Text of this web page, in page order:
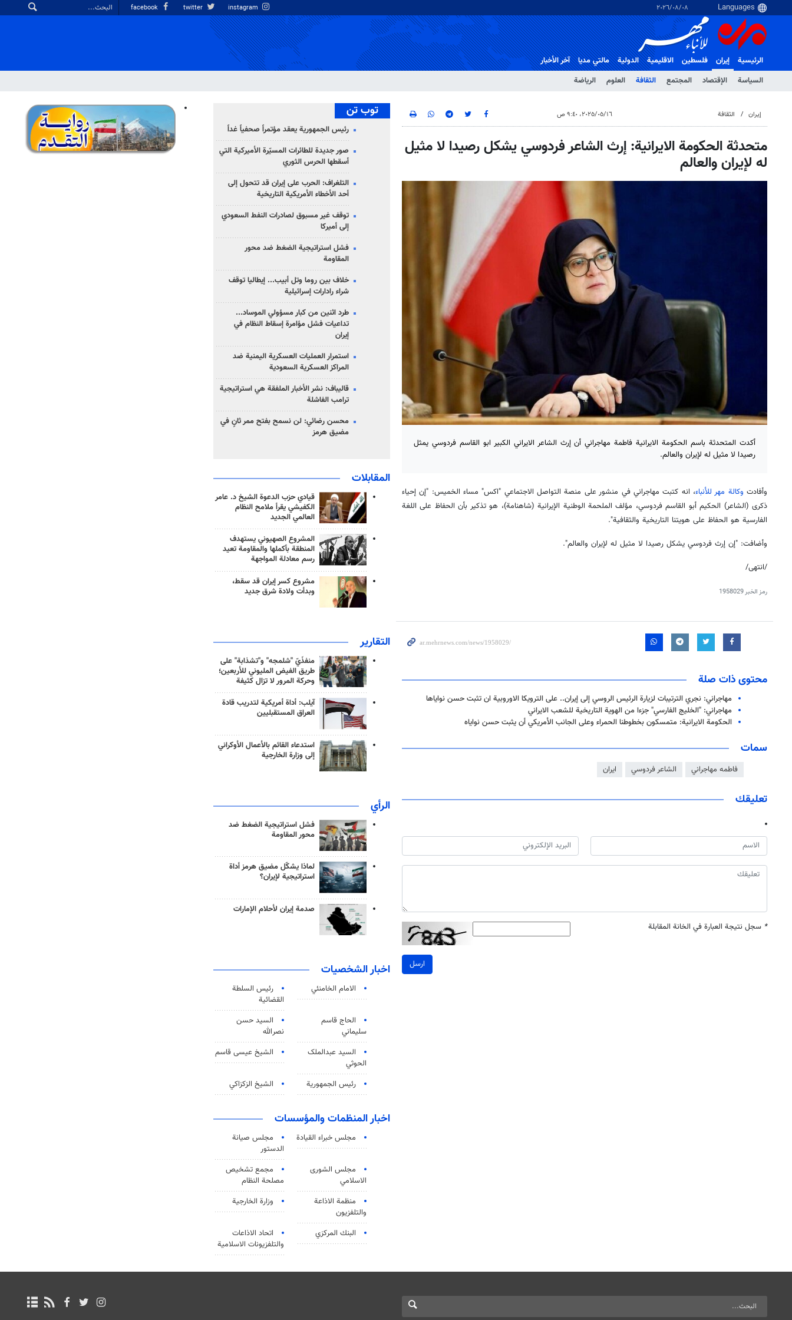
٠٨‏/٠٨‏/٢٠٢٦
الرئيسية
إيران
السياسة
الإقتصاد المجتمع الثقافة العلوم الرياضة
فلسطین الاقلیمیة الدولية مالتي مدیا آخر الأخبار
إيران الثقافة ١٦‏/٠٥‏/٢٠٢٥، ٩:٤٠ ص
متحدثة الحكومة الايرانية: إرث الشاعر فردوسي يشكل رصيدا لا مثيل
له لإيران والعالم
أكدت المتحدثة باسم الحكومة الايرانية فاطمة مهاجراني أن إرث الشاعر الايراني الكبير ابو القاسم فردوسي يمثل
رصيدا لا مثيل له لإيران والعالم.
وأفادت وكالة مهر للأنباء، انه كتبت مهاجراني في منشور على منصة التواصل الاجتماعي "اكس" مساء الخميس: "إن إحياء
ذكرى (الشاعر) الحكيم أبو القاسم فردوسي، مؤلف الملحمة الوطنية الإيرانية (شاهنامة)، هو تذكير بأن الحفاظ على اللغة
الفارسية هو الحفاظ على هويتنا التاريخية والثقافية".
وأضافت: "إن إرث فردوسي يشكل رصيدا لا مثيل له لإيران والعالم".
/انتهى/
رمز الخبر1958029
محتوى ذات صلة
مهاجراني: نجري الترتيبات لزيارة الرئيس الروسي إلى إيران.. على الترويكا الاوروبية ان تثبت حسن نواياها
مهاجراني: "الخليج الفارسي" جزءا من الهوية التاريخية للشعب الايراني
الحكومة الايرانية: متمسكون بخطوطنا الحمراء وعلى الجانب الأمريكي أن يثبت حسن نواياه
سمات
فاطمه مهاجراني الشاعر فردوسي ايران
تعليقك
* سجل نتيجة العبارة في الخانة المقابلة
ارسل
توب تن
رئيس الجمهورية يعقد مؤتمراً صحفياً غداً
صور جديدة للطائرات المسيّرة الأميركية التي
أسقطها الحرس الثوري
التلغراف: الحرب على إيران قد تتحول إلى
أحد الأخطاء الأمريكية التاريخية
توقف غير مسبوق لصادرات النفط السعودي
إلى أميركا
فشل استراتيجية الضغط ضد محور
المقاومة
خلاف بين روما وتل أبيب... إيطاليا توقف
شراء رادارات إسرائيلية
طرد اثنين من كبار مسؤولي الموساد...
تداعيات فشل مؤامرة إسقاط النظام في
إيران
استمرار العمليات العسكرية اليمنية ضد
المراكز العسكرية السعودية
قاليباف: نشر الأخبار الملفقة هي استراتيجية
ترامب الفاشلة
محسن رضائي: لن نسمح بفتح ممر ثانٍ في
مضيق هرمز
المقابلات
قيادي حزب الدعوة الشيخ د. عامر
الكفيشي يقرأ ملامح النظام
العالمي الجديد
المشروع الصهيوني يستهدف
المنطقة بأكملها والمقاومة تعيد
رسم معادلة المواجهة
مشروع كسر إيران قد سقط،
وبدأت ولادة شرق جديد
التقارير
منفذَيّ "شلمجه" و"تشذابة" على
طريق الفيض المليوني للأربعين؛
وحركة المرور لا تزال كثيفة
آيلب: أداة أمريكية لتدريب قادة
العراق المستقبليين
استدعاء القائم بالأعمال الأوكراني
إلى وزارة الخارجية
الرأي
فشل استراتيجية الضغط ضد
محور المقاومة
لماذا يشكّل مضيق هرمز أداة
استراتيجية لإيران؟
صدمة إيران لأحلام الإمارات
اخبار الشخصيات
الامام الخامنئي
رئیس السلطة
القضائیة
الحاج قاسم
سليماني
السيد حسن
نصرالله
السید عبدالملک
الحوثي
الشيخ عيسى قاسم
رئيس الجمهورية الشيخ الزكزاكي
اخبار المنظمات والمؤسسات
مجلس خبراء القيادة
مجلس صيانة
الدستور
مجلس الشورى
الاسلامي
مجمع تشخيص
مصلحة النظام
منظمة الاذاعة
والتلفزیون
وزارة الخارجية
البنك المركزي
اتحاد الاذاعات
والتلفزيونات الاسلامية